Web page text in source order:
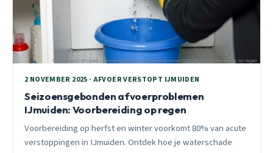
2 NOVEMBER 2025 · AFVOER VERSTOPT IJMUIDEN
Seizoensgebonden afvoerproblemen
IJmuiden: Voorbereiding op regen
Voorbereiding op herfst en winter voorkomt 80% van acute
verstoppingen in IJmuiden. Ontdek hoe je waterschade